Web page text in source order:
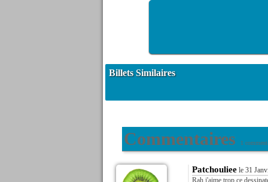
Billets Similaires
Commentaires 1
Patchouliee le 31